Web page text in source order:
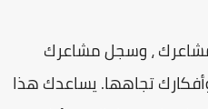
، وسجل مشاعرك
تجاهها. يساعدك هذا